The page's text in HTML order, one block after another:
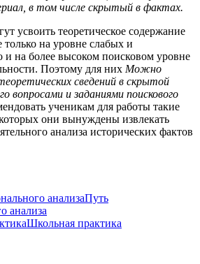
в том числе скрытый в фактах.
усвоить теоретическое содержание
только на уровне слабых и
на более высоком поисковом уровне
Поэтому для них Можно
сведений в скрытой
вопросами и заданиями поискового
ученикам для работы такие
они вынуждены извлекать
анализа исторических фактов
Путь
анализа
Школьная практика